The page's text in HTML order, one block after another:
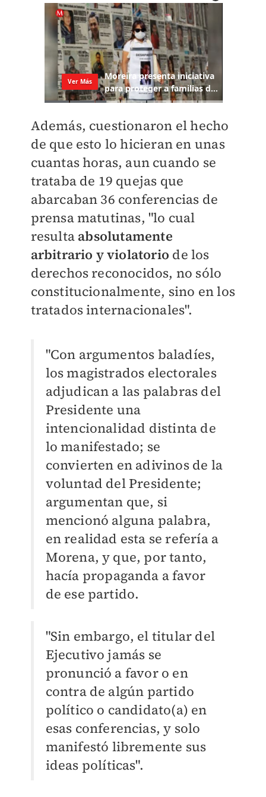
Además, cuestionaron el hecho
de que esto lo hicieran en unas
cuantas horas, aun cuando se
trataba de 19 quejas que
abarcaban 36 conferencias de
prensa matutinas, "lo cual
resultaabsolutamente
arbitrario y violatorio de los
derechos reconocidos, no sólo
constitucionalmente, sino en los
tratados internacionales".
"Con argumentos baladíes,
los magistrados electorales
adjudican a las palabras del
Presidente una
intencionalidad distinta de
lo manifestado; se
convierten en adivinos de la
voluntad del Presidente;
argumentan que, si
mencionó alguna palabra,
en realidad esta se refería a
Morena, y que, por tanto,
hacía propaganda a favor
de ese partido.
"Sin embargo, el titular del
Ejecutivo jamás se
pronunció a favor o en
contra de algún partido
político o candidato(a) en
esas conferencias, y solo
manifestó libremente sus
ideas políticas".